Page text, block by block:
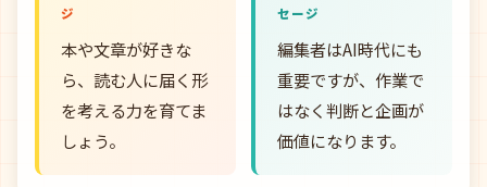
ジ
本や文章が好きな
ら、読む人に届く形
を考える力を育てま
しょう。
セージ
編集者はAI時代にも
重要ですが、作業で
はなく判断と企画が
価値になります。